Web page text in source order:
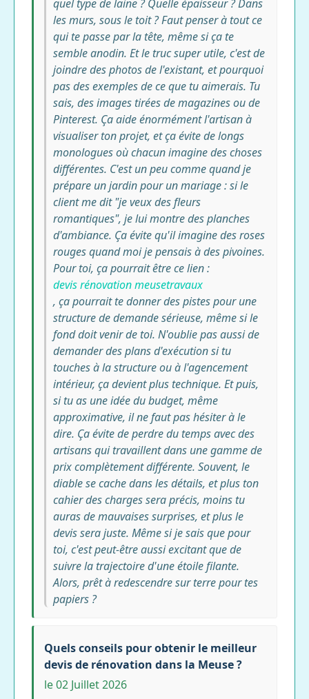
quel type de laine ? Quelle épaisseur ? Dans
les murs, sous le toit ? Faut penser à tout ce
qui te passe par la tête, même si ça te
semble anodin. Et le truc super utile, c'est de
joindre des photos de l'existant, et pourquoi
pas des exemples de ce que tu aimerais. Tu
sais, des images tirées de magazines ou de
Pinterest. Ça aide énormément l'artisan à
visualiser ton projet, et ça évite de longs
monologues où chacun imagine des choses
différentes. C'est un peu comme quand je
prépare un jardin pour un mariage : si le
client me dit "je veux des fleurs
romantiques", je lui montre des planches
d'ambiance. Ça évite qu'il imagine des roses
rouges quand moi je pensais à des pivoines.
Pour toi, ça pourrait être ce lien :
devis rénovation meusetravaux
, ça pourrait te donner des pistes pour une
structure de demande sérieuse, même si le
fond doit venir de toi. N'oublie pas aussi de
demander des plans d'exécution si tu
touches à la structure ou à l'agencement
intérieur, ça devient plus technique. Et puis,
si tu as une idée du budget, même
approximative, il ne faut pas hésiter à le
dire. Ça évite de perdre du temps avec des
artisans qui travaillent dans une gamme de
prix complètement différente. Souvent, le
diable se cache dans les détails, et plus ton
cahier des charges sera précis, moins tu
auras de mauvaises surprises, et plus le
devis sera juste. Même si je sais que pour
toi, c'est peut-être aussi excitant que de
suivre la trajectoire d'une étoile filante.
Alors, prêt à redescendre sur terre pour tes
papiers ?
Quels conseils pour obtenir le meilleur
devis de rénovation dans la Meuse ?
le 02 Juillet 2026